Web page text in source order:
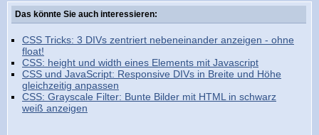
Das könnte Sie auch interessieren:
CSS Tricks: 3 DIVs zentriert nebeneinander anzeigen - ohne
float!
CSS: height und width eines Elements mit Javascript
CSS und JavaScript: Responsive DIVs in Breite und Höhe
gleichzeitig anpassen
CSS: Grayscale Filter: Bunte Bilder mit HTML in schwarz
weiß anzeigen